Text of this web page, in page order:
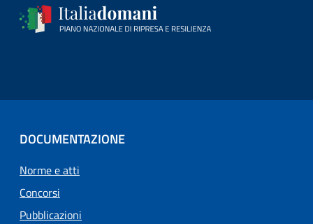
DOCUMENTAZIONE
Norme e atti
Concorsi
Pubblicazioni